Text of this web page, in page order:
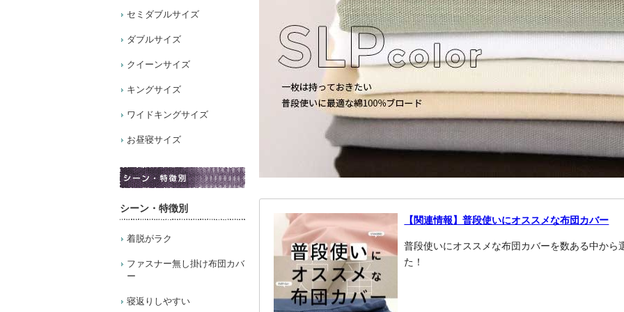
セミダブルサイズ
ダブルサイズ
クイーンサイズ
キングサイズ
ワイドキングサイズ
お昼寝サイズ
シーン・特徴別
着脱がラク
ファスナー無し掛け布団カバ
ー
寝返りしやすい
【関連情報】普段使いにオススメな布団カバー
普段使いにオススメな布団カバーを数ある中から
た！